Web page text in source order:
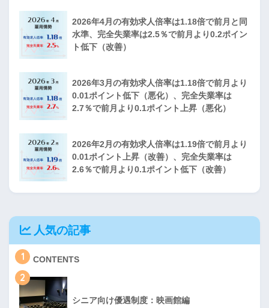
2026年4月の有効求人倍率は1.18倍で前月と同
水準、完全失業率は2.5％で前月より0.2ポイン
ト低下（改善）
2026年3月の有効求人倍率は1.18倍で前月より
0.01ポイント低下（悪化）、完全失業率は
2.7％で前月より0.1ポイント上昇（悪化）
2026年2月の有効求人倍率は1.19倍で前月より
0.01ポイント上昇（改善）、完全失業率は
2.6％で前月より0.1ポイント低下（改善）
人気の記事
1 CONTENTS
2
シニア向け優遇制度：映画館編